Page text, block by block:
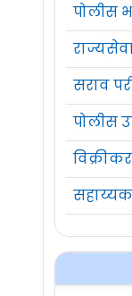
पोलीस
सराव
पोलीस